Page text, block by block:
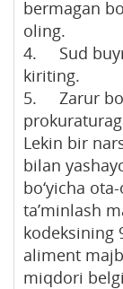
bermagan
oling.
4. Sud
kiriting.
5. Zarur
Lekin bir
bilan
bo‘yicha
ta’minlash
kodeksining
aliment
miqdori